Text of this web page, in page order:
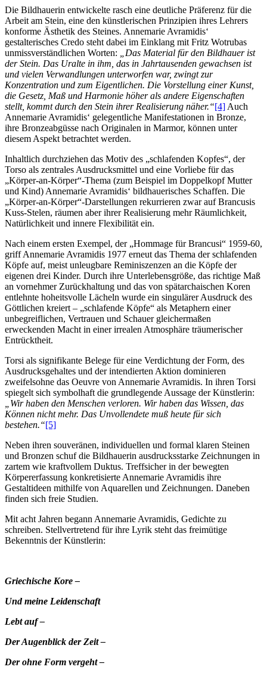
Die Bildhauerin entwickelte rasch eine deutliche Präferenz für die
Arbeit am Stein, eine den künstlerischen Prinzipien ihres Lehrers
konforme Ästhetik des Steines. Annemarie Avramidis‘
gestalterisches Credo steht dabei im Einklang mit Fritz Wotrubas
unmissverständlichen Worten: „Das Material für den Bildhauer ist
der Stein. Das Uralte in ihm, das in Jahrtausenden gewachsen ist
und vielen Verwandlungen unterworfen war, zwingt zur
Konzentration und zum Eigentlichen. Die Vorstellung einer Kunst,
die Gesetz, Maß und Harmonie höher als andere Eigenschaften
stellt, kommt durch den Stein ihrer Realisierung näher.“[4]Auch
Annemarie Avramidis‘ gelegentliche Manifestationen in Bronze,
ihre Bronzeabgüsse nach Originalen in Marmor, können unter
diesem Aspekt betrachtet werden.
Inhaltlich durchziehen das Motiv des „schlafenden Kopfes“, der
Torso als zentrales Ausdrucksmittel und eine Vorliebe für das
„Körper-an-Körper“-Thema (zum Beispiel im Doppelkopf Mutter
und Kind) Annemarie Avramidis‘ bildhauerisches Schaffen. Die
„Körper-an-Körper“-Darstellungen rekurrieren zwar auf Brancusis
Kuss-Stelen, räumen aber ihrer Realisierung mehr Räumlichkeit,
Natürlichkeit und innere Flexibilität ein.
Nach einem ersten Exempel, der „Hommage für Brancusi“ 1959-60,
griff Annemarie Avramidis 1977 erneut das Thema der schlafenden
Köpfe auf, meist unleugbare Reminiszenzen an die Köpfe der
eigenen drei Kinder. Durch ihre Unterlebensgröße, das richtige Maß
an vornehmer Zurückhaltung und das von spätarchaischen Koren
entlehnte hoheitsvolle Lächeln wurde ein singulärer Ausdruck des
Göttlichen kreiert – „schlafende Köpfe“ als Metaphern einer
unbegreiflichen, Vertrauen und Schauer gleichermaßen
erweckenden Macht in einer irrealen Atmosphäre träumerischer
Entrücktheit.
Torsi als signifikante Belege für eine Verdichtung der Form, des
Ausdrucksgehaltes und der intendierten Aktion dominieren
zweifelsohne das Oeuvre von Annemarie Avramidis. In ihren Torsi
spiegelt sich symbolhaft die grundlegende Aussage der Künstlerin:
„Wir haben den Menschen verloren. Wir haben das Wissen, das
Können nicht mehr. Das Unvollendete muß heute für sich
bestehen.“[5]
Neben ihren souveränen, individuellen und formal klaren Steinen
und Bronzen schuf die Bildhauerin ausdrucksstarke Zeichnungen in
zartem wie kraftvollem Duktus. Treffsicher in der bewegten
Körpererfassung konkretisierte Annemarie Avramidis ihre
Gestaltideen mithilfe von Aquarellen und Zeichnungen. Daneben
finden sich freie Studien.
Mit acht Jahren begann Annemarie Avramidis, Gedichte zu
schreiben. Stellvertretend für ihre Lyrik steht das freimütige
Bekenntnis der Künstlerin:
Griechische Kore–
Und meine Leidenschaft
Lebt auf –
Der Augenblick der Zeit –
Der ohne Form vergeht –